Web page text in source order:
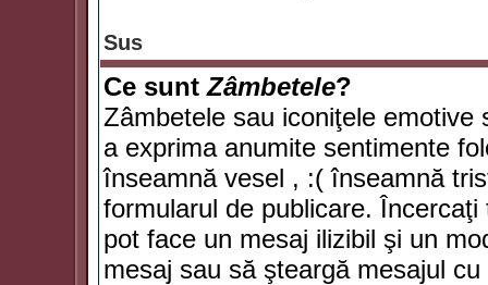
Sus
Ce suntZâmbetele?
Zâmbetele sau iconiţele
a exprima anumite sentimente
înseamnă vesel , :( înseamnă
formularul de publicare.
pot face un mesaj ilizibil şi un
mesaj sau să şteargă mesajul cu